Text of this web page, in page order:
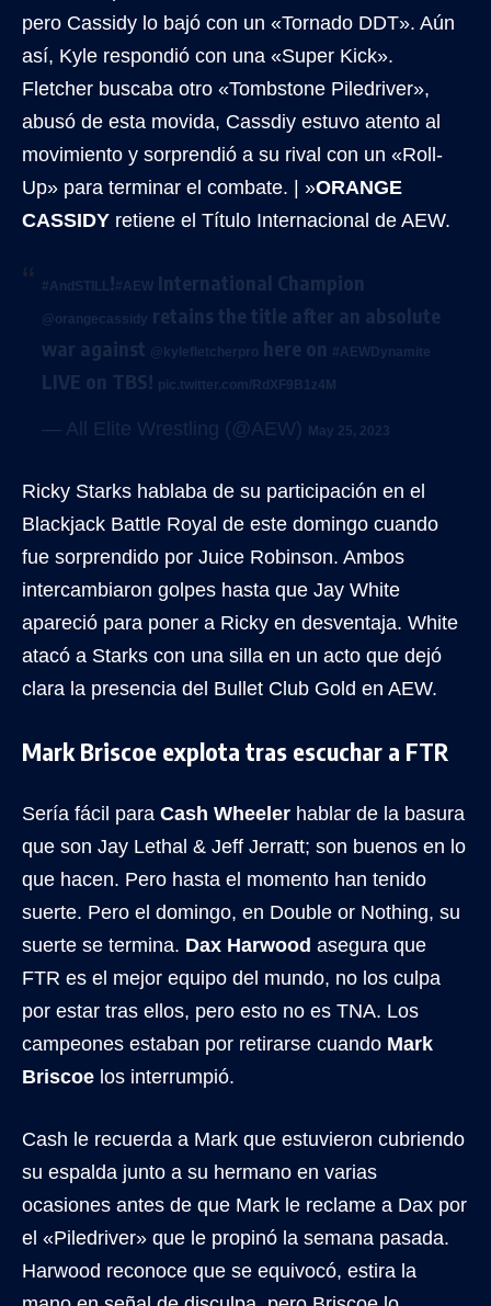
pero Cassidy lo bajó con un «Tornado DDT». Aún
así, Kyle respondió con una «Super Kick».
Fletcher buscaba otro «Tombstone Piledriver»,
abusó de esta movida, Cassdiy estuvo atento al
movimiento y sorprendió a su rival con un «Roll-
Up» para terminar el combate. | »ORANGE
CASSIDY retiene el Título Internacional de AEW.
#AndSTILL !#AEW International Champion
@orangecassidy retains the title after an absolute
war against
@kylefletcherpro here on #AEWDynamite
LIVE on TBS! pic.twitter.com/RdXF9B1z4M
— All Elite Wrestling (@AEW) May 25, 2023
Ricky Starks hablaba de su participación en el
Blackjack Battle Royal de este domingo cuando
fue sorprendido por Juice Robinson. Ambos
intercambiaron golpes hasta que Jay White
apareció para poner a Ricky en desventaja. White
atacó a Starks con una silla en un acto que dejó
clara la presencia del Bullet Club Gold en AEW.
Mark Briscoe explota tras escuchar a FTR
Sería fácil para Cash Wheeler hablar de la basura
que son Jay Lethal & Jeff Jerratt; son buenos en lo
que hacen. Pero hasta el momento han tenido
suerte. Pero el domingo, en Double or Nothing, su
suerte se termina. Dax Harwood asegura que
FTR es el mejor equipo del mundo, no los culpa
por estar tras ellos, pero esto no es TNA. Los
campeones estaban por retirarse cuando Mark
Briscoe los interrumpió.
Cash le recuerda a Mark que estuvieron cubriendo
su espalda junto a su hermano en varias
ocasiones antes de que Mark le reclame a Dax por
el «Piledriver» que le propinó la semana pasada.
Harwood reconoce que se equivocó, estira la